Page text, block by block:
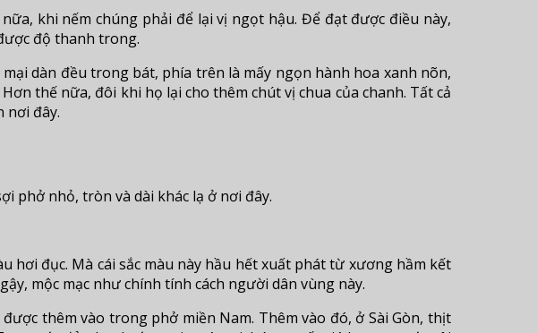
khi nếm chúng phải để lại vị ngọt hậu. Để đạt được điều này,
độ thanh trong.
dàn đều trong bát, phía trên là mấy ngọn hành hoa xanh nõn,
thế nữa, đôi khi họ lại cho thêm chút vị chua của chanh. Tất cả
nơi đây.
phở nhỏ, tròn và dài khác lạ ở nơi đây.
đục. Mà cái sắc màu này hầu hết xuất phát từ xương hầm kết
mộc mạc như chính tính cách người dân vùng này.
thêm vào trong phở miền Nam. Thêm vào đó, ở Sài Gòn, thịt